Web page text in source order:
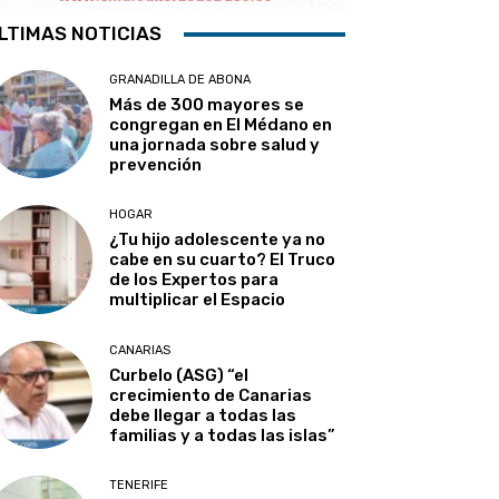
NOTICIAS
GRANADILLA DE ABONA
Más de 300 mayores se
congregan en El Médano en
una jornada sobre salud y
prevención
HOGAR
¿Tu hijo adolescente ya no
cabe en su cuarto? El Truco
de los Expertos para
multiplicar el Espacio
CANARIAS
Curbelo (ASG) “el
crecimiento de Canarias
debe llegar a todas las
familias y a todas las islas”
TENERIFE